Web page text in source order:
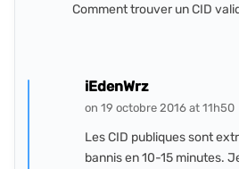
Comment trouver un CID
iEdenWrz
on 19 octobre 2016 at 11h50
Les CID publiques sont
bannis en 10-15 minutes.